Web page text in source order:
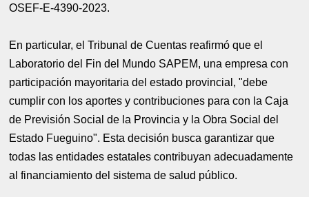
OSEF-E-4390-2023.
En particular, el Tribunal de Cuentas reafirmó que el
Laboratorio del Fin del Mundo SAPEM, una empresa con
participación mayoritaria del estado provincial, "debe
cumplir con los aportes y contribuciones para con la Caja
de Previsión Social de la Provincia y la Obra Social del
Estado Fueguino". Esta decisión busca garantizar que
todas las entidades estatales contribuyan adecuadamente
al financiamiento del sistema de salud público.